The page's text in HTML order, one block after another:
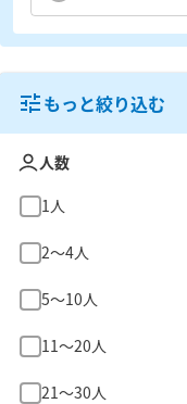
もっと絞り込む
人数
1人
2〜4人
5〜10人
11〜20人
21〜30人